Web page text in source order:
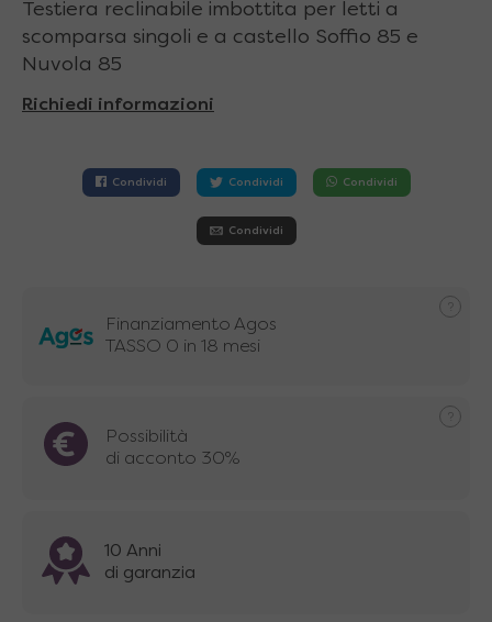
Testiera reclinabile imbottita per letti a
scomparsa singoli e a castello Soffio 85 e
Nuvola 85
Richiedi informazioni
Condividi Condividi Condividi
Condividi
Finanziamento Agos
TASSO 0 in 18 mesi
Possibilità
di acconto 30%
10 Anni
di garanzia